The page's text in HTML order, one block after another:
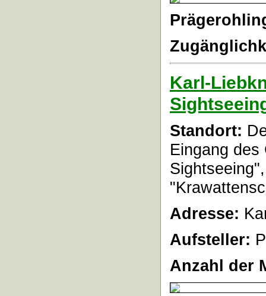
Karl-
Standort:
Eingang
Adresse:
Aufsteller:
Anzahl der